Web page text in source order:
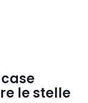
le stelle